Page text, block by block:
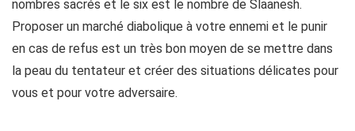
nombres sacrés et le six est le nombre de Slaanesh.
Proposer un marché diabolique à votre ennemi et le punir
en cas de refus est un très bon moyen de se mettre dans
la peau du tentateur et créer des situations délicates pour
vous et pour votre adversaire.